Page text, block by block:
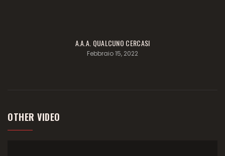
A.A.A. QUALCUNO CERCASI
Febbraio 15, 2022
OTHER VIDEO